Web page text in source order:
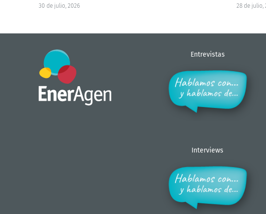
30 de julio, 2026 28 de julio,
Entrevistas
Interviews